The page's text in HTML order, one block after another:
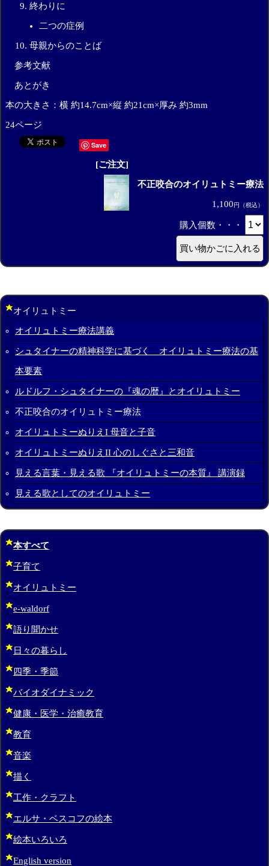
終わりに
二つの症例
母親からのことば
参考文献
あとがき
本の大きさ：横 約14.7cm×縦 約21cm×厚み 約3mm
24ページ
Save
[ご注文]
不正咬合のオイリュトミー療法
1,100円（税込）
購入個数・・・
オイリュトミー
オイリュトミー療法講義
シュタイナーの精神科学に基づく オイリュトミー療法の基
本要素
ルドルフ・シュタイナーの『魂の暦』とオイリュトミー
不正咬合のオイリュトミー療法
オイリュトミーぬりえI 母音と子音
オイリュトミーぬりえII 心のしぐさと三和音
見える言葉・見える歌 『オイリュトミーの本質』 講演録
見える歌としてのオイリュトミー
本すべて
子育て
オイリュトミー
e-waldorf
語り聞かせ
日々の暮らし
四季・季節
バイオダイナミック
健康・医学・治癒教育
教育
音楽
描く
工作・クラフト
エルサ・ベスコフの絵本
絵本いろいろ
English version